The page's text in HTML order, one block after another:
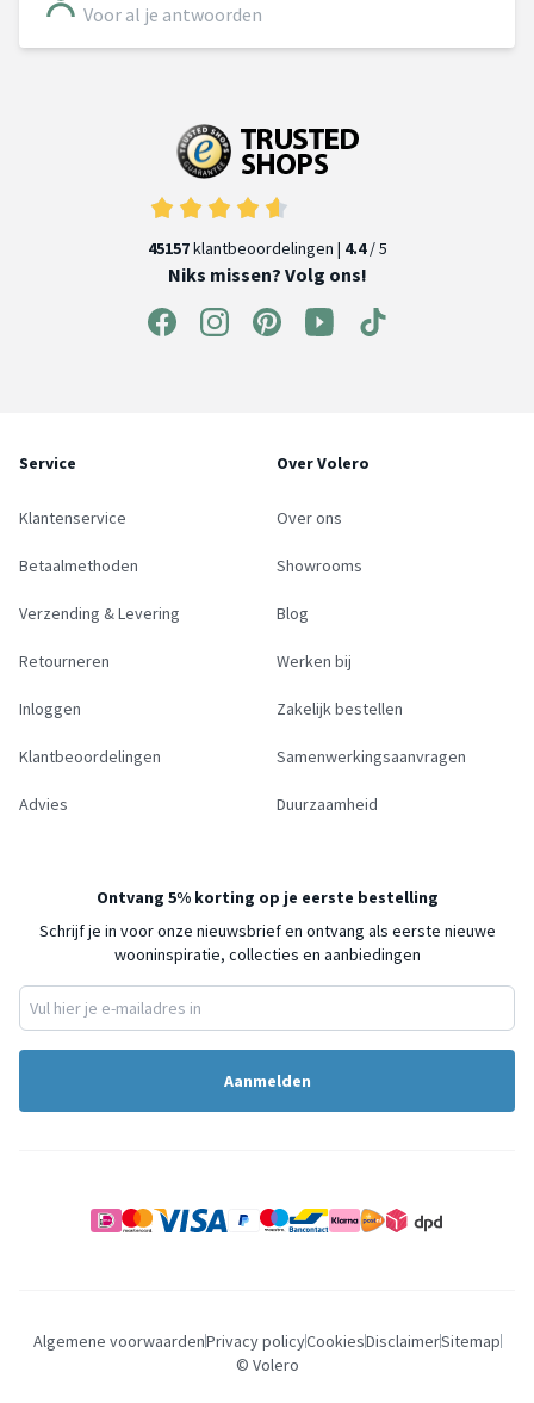
Voor al je antwoorden
45157klantbeoordelingen | 4.4/ 5
Niks missen? Volg ons!
Service
Klantenservice
Betaalmethoden
Verzending & Levering
Retourneren
Inloggen
Klantbeoordelingen
Advies
Over Volero
Over ons
Showrooms
Blog
Werken bij
Zakelijk bestellen
Samenwerkingsaanvragen
Duurzaamheid
Ontvang 5% korting op je eerste bestelling
Schrijf je in voor onze nieuwsbrief en ontvang als eerste nieuwe
wooninspiratie, collecties en aanbiedingen
Aanmelden
Algemene voorwaardenPrivacy policyCookiesDisclaimerSitemap
© Volero